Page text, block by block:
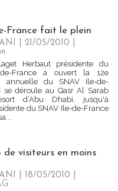
France fait le plein
| 21/05/2010
Herbaut présidente du
de-France a ouvert la 12e
annuelle du SNAV Ile-de-
se déroule au Qasr Al Sarab
d’Abu Dhabi, jusqu'à
du SNAV Ile-de-France
visiteurs en moins
| 18/05/2010